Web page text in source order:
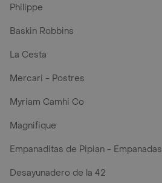
Philippe
Baskin Robbins
La Cesta
Mercari - Postres
Myriam Camhi Co
Magnifique
Empanaditas de Pipian - Empanadas
Desayunadero de la 42